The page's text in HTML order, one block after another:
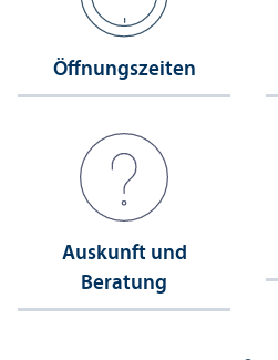
Öffnungs­zeiten
Auskunft und
Beratung